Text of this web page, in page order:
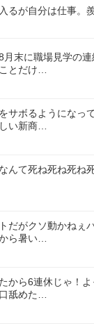
るが自分は仕事。
月末に職場見学の
とだけ…
サボるようになっ
い新商…
んて死ね死ね死ね
だがクソ動かねぇ
ら暑い…
から6連休じゃ！よ
舐めた…